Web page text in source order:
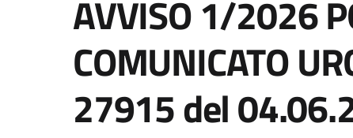
AVVISO 1/2026
COMUNICATO
27915 del